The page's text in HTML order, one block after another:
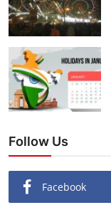
Follow Us
Facebook